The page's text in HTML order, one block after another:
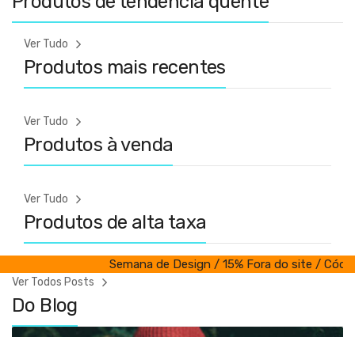
Produtos mais recentes
Ver Tudo
Produtos à venda
Ver Tudo
Produtos de alta taxa
Ver Tudo
Semana de Design / 15% Fora do site / Código:
Do Blog
Ver Todos Posts